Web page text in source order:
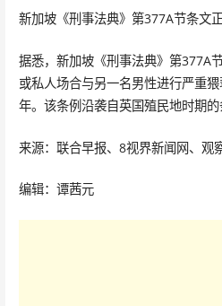
新加坡《刑事法典》第377A节条文
据悉，新加坡《刑事法典》第377A
或私人场合与另一名男性进行严重
年。该条例沿袭自英国殖民地时期的
来源：联合早报、8视界新闻网、观
编辑：谭茜元